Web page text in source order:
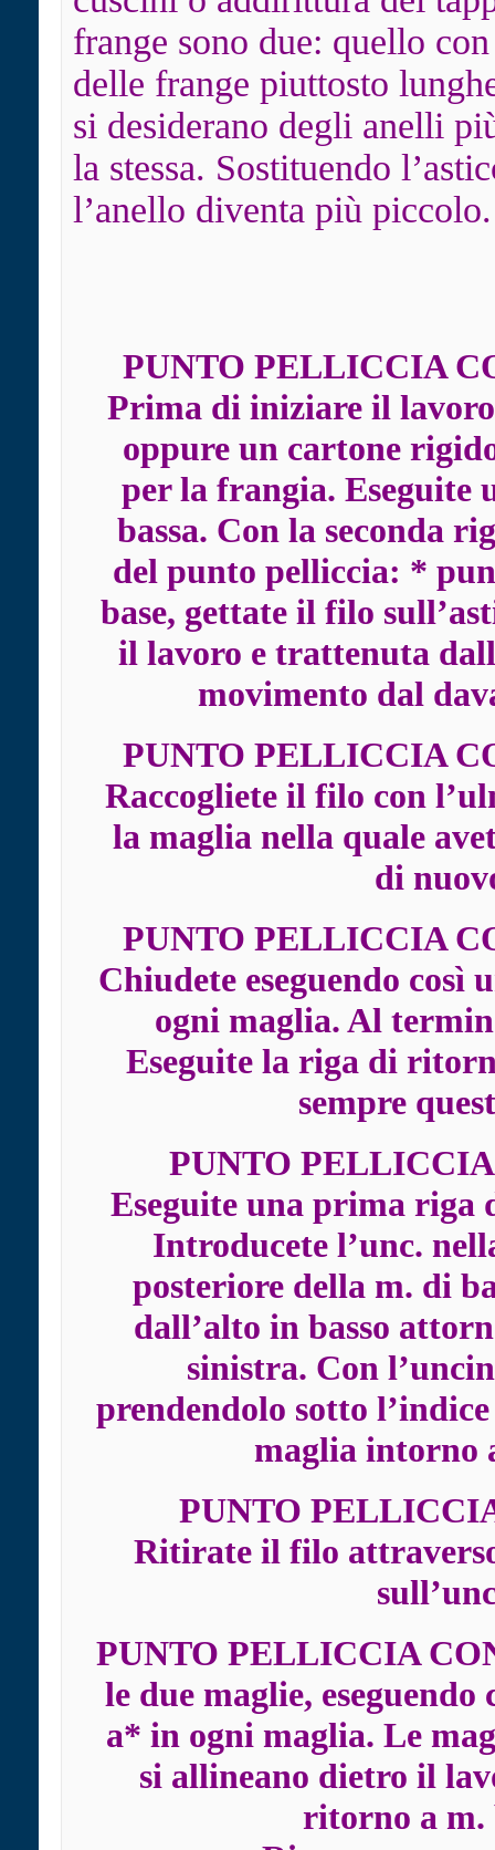
frange sono due: quello
delle frange piuttosto
si desiderano degli anelli
la stessa. Sostituendo
l’anello diventa più piccolo.
PUNTO PELLICCIA
Prima di iniziare il
oppure un cartone
per la frangia. Eseguite
bassa. Con la seconda
del punto pelliccia: *
base, gettate il filo
il lavoro e trattenuta
movimento dal
PUNTO PELLICCIA
Raccogliete il filo con
la maglia nella quale
di
PUNTO PELLICCIA
Chiudete eseguendo
ogni maglia. Al
Eseguite la riga di
sempre
PUNTO
Eseguite una prima riga
Introducete l’unc.
posteriore della m. di
dall’alto in basso
sinistra. Con
prendendolo sotto
maglia intorno
PUNTO
Ritirate il filo
PUNTO PELLICCIA
le due maglie,
a* in ogni maglia. Le
si allineano dietro il
ritorno a m.